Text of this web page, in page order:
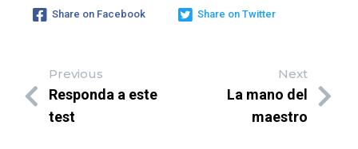
Share on Facebook Share on Twitter
Previous
Responda a este
test
Next
La mano del
maestro